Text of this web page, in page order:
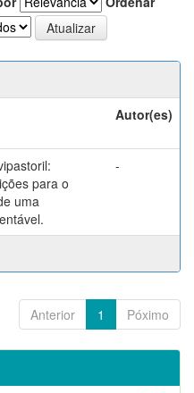
Autor(es)
para o
uma
-
Anterior 1 Póximo